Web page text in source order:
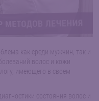
как среди мужчин, так и
волос и кожи
имеющего в своем
состояния волос и